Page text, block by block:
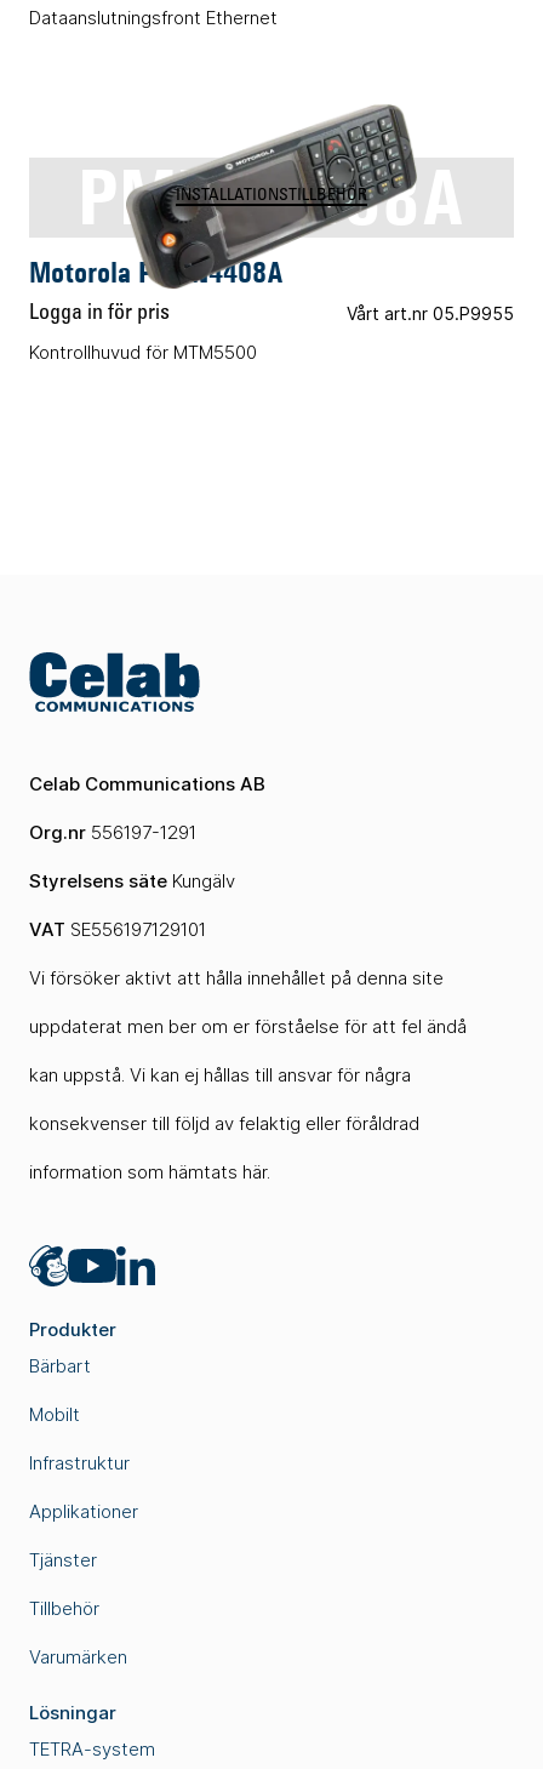
Dataanslutningsfront Ethernet
PMVN4408A
INSTALLATIONSTILLBEHÖR
Motorola PMVN4408A
Logga in för pris Vårt art.nr 05.P9955
Kontrollhuvud för MTM5500
Celab Communications AB
Org.nr 556197-1291
Styrelsens säte Kungälv
VAT SE556197129101
Vi försöker aktivt att hålla innehållet på denna site
uppdaterat men ber om er förståelse för att fel ändå
kan uppstå. Vi kan ej hållas till ansvar för några
konsekvenser till följd av felaktig eller föråldrad
information som hämtats här.
Mailchimp
YouTubeLinkedIn
Produkter
Bärbart
Mobilt
Infrastruktur
Applikationer
Tjänster
Tillbehör
Varumärken
Lösningar
TETRA-system